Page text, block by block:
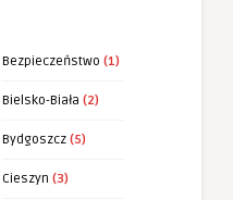
Bezpieczeństwo (1)
Bielsko-Biała (2)
Bydgoszcz (5)
Cieszyn (3)